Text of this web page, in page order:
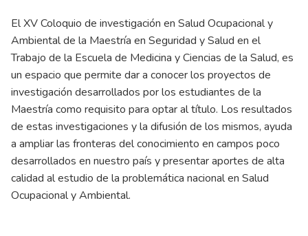
El XV Coloquio de investigación en Salud Ocupacional y
Ambiental de la Maestría en Seguridad y Salud en el
Trabajo de la Escuela de Medicina y Ciencias de la Salud, es
un espacio que permite dar a conocer los proyectos de
investigación desarrollados por los estudiantes de la
Maestría como requisito para optar al título. Los resultados
de estas investigaciones y la difusión de los mismos, ayuda
a ampliar las fronteras del conocimiento en campos poco
desarrollados en nuestro país y presentar aportes de alta
calidad al estudio de la problemática nacional en Salud
Ocupacional y Ambiental.